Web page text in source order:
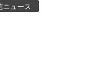
ニュース